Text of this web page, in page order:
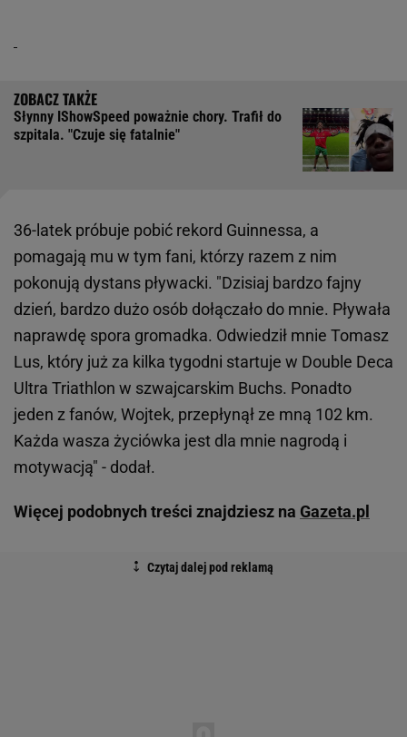
Słynny IShowSpeed poważnie chory. Trafił do
szpitala. "Czuje się fatalnie"
36-latek próbuje pobić rekord Guinnessa, a
pomagają mu w tym fani, którzy razem z nim
pokonują dystans pływacki. "Dzisiaj bardzo fajny
dzień, bardzo dużo osób dołączało do mnie. Pływała
naprawdę spora gromadka. Odwiedził mnie Tomasz
Lus, który już za kilka tygodni startuje w Double Deca
Ultra Triathlon w szwajcarskim Buchs. Ponadto
jeden z fanów, Wojtek, przepłynął ze mną 102 km.
Każda wasza życiówka jest dla mnie nagrodą i
motywacją" - dodał.
Więcej podobnych treści znajdziesz na Gazeta.pl